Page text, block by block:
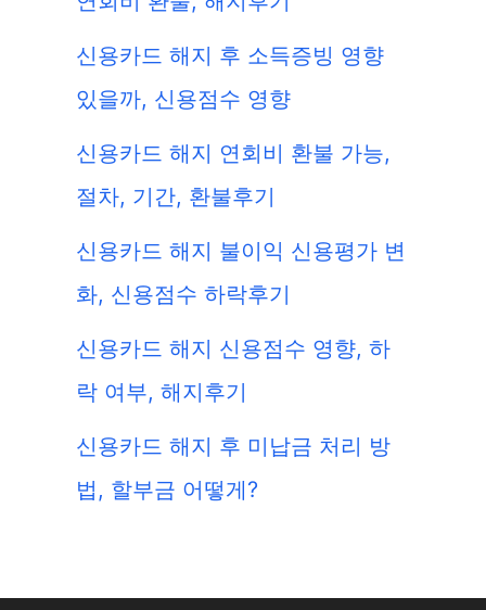
신용카드 해지 후 소득증빙 영향
있을까, 신용점수 영향
신용카드 해지 연회비 환불 가능,
절차, 기간, 환불후기
신용카드 해지 불이익 신용평가 변
화, 신용점수 하락후기
신용카드 해지 신용점수 영향, 하
락 여부, 해지후기
신용카드 해지 후 미납금 처리 방
법, 할부금 어떻게?